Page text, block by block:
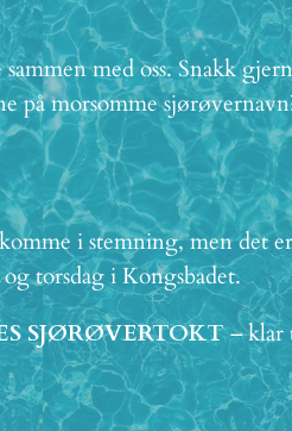
med oss. Snakk
på morsomme
i stemning, men
torsdag i Kongsbadet.
SJØRØVERTOKT– klar